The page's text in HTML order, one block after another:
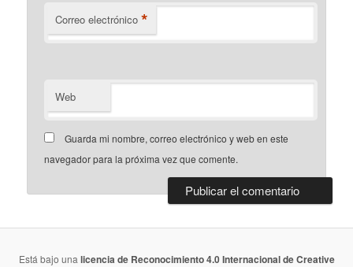
Correo electrónico *
Web
Guarda mi nombre, correo electrónico y web en este
navegador para la próxima vez que comente.
Está bajo una licencia de Reconocimiento 4.0 Internacional de Creative